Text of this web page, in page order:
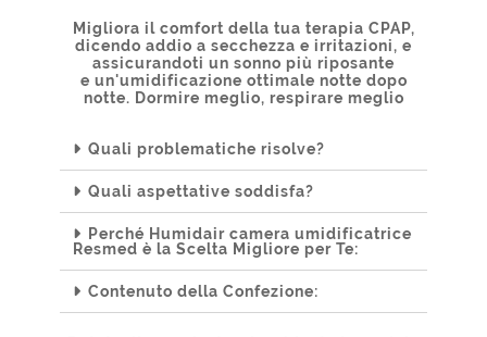
Migliora il comfort della tua terapia CPAP,
dicendo addio a secchezza e irritazioni, e
assicurandoti un sonno più riposante
e un'umidificazione ottimale notte dopo
notte. Dormire meglio, respirare meglio
Quali problematiche risolve?
Quali aspettative soddisfa?
Perché Humidair camera umidificatrice
Resmed è la Scelta Migliore per Te:
Contenuto della Confezione: